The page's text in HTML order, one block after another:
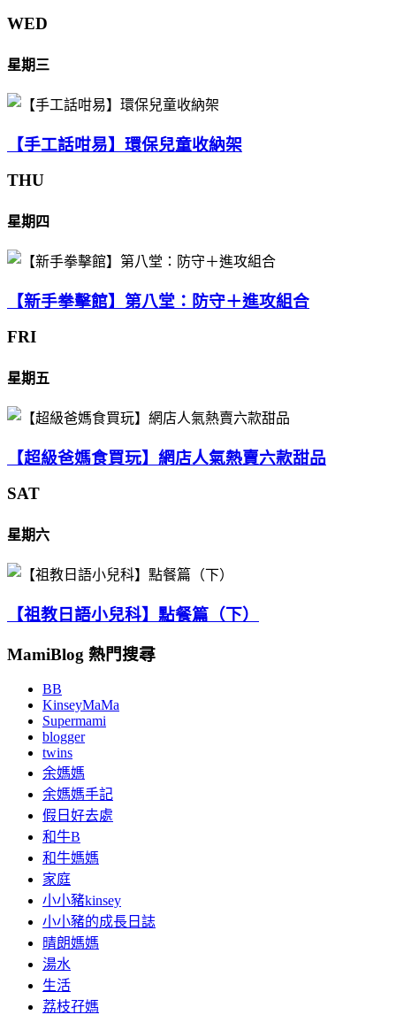
WED
星期三
【手工話咁易】環保兒童收納架
THU
星期四
【新手拳擊館】第八堂：防守＋進攻組合
FRI
星期五
【超級爸媽食買玩】網店人氣熱賣六款甜品
SAT
星期六
【祖教日語小兒科】點餐篇（下）
MamiBlog 熱門搜尋
BB
KinseyMaMa
Supermami
blogger
twins
余媽媽
余媽媽手記
假日好去處
和牛B
和牛媽媽
家庭
小小豬kinsey
小小豬的成長日誌
晴朗媽媽
湯水
生活
荔枝孖媽